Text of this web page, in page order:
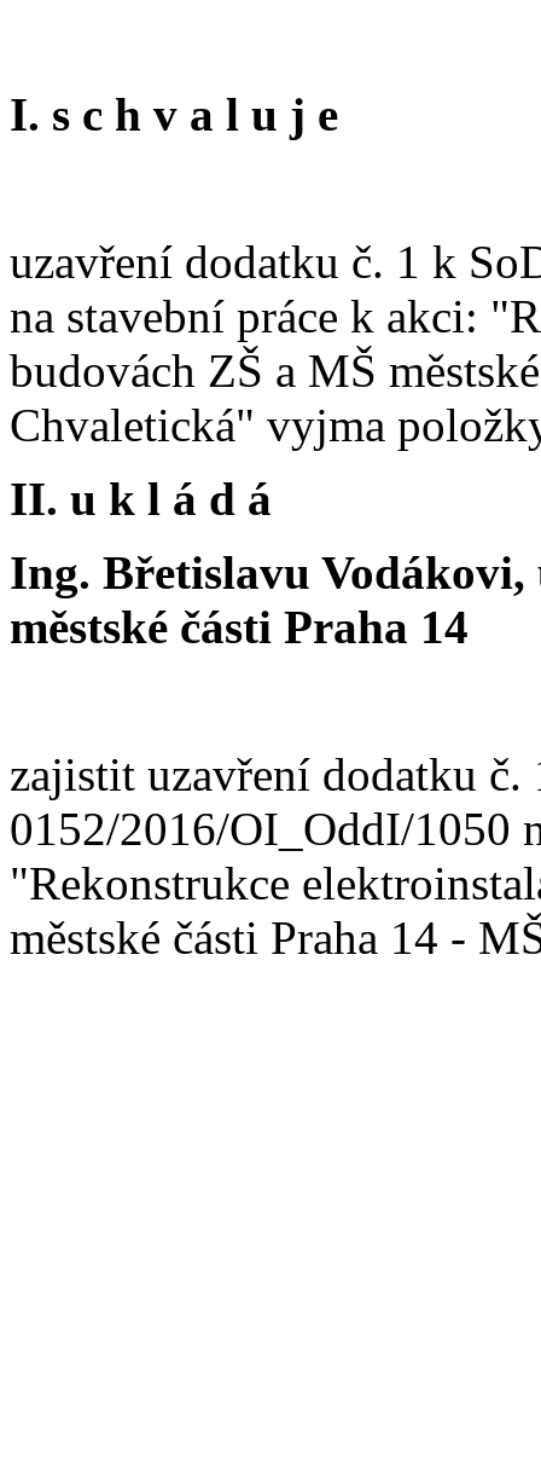
I. s c h v a l u j e
uzavření dodatku č. 1 k
na stavební práce k akci:
budovách ZŠ a MŠ
Chvaletická" vyjma
II. u k l á d á
Ing. Břetislavu Vodákovi,
městské části Praha 14
zajistit uzavření dodatku č.
0152/2016/OI_OddI/1050
"Rekonstrukce
městské části Praha 14 -